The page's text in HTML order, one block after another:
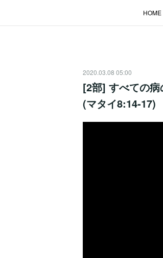
HOME
2020.03.08 05:00
[2部] すべての
(マタイ8:14-17)